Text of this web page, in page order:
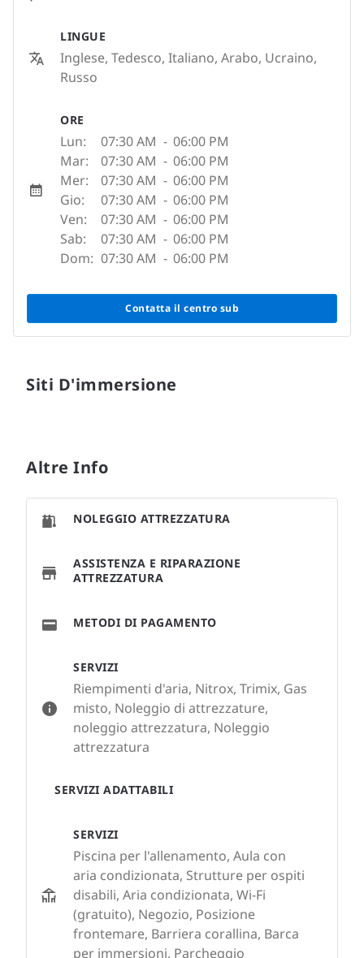
LINGUE
Inglese, Tedesco, Italiano, Arabo, Ucraino,
Russo
ORE
Lun: 07:30 AM - 06:00 PM
Mar:
07:30 AM - 06:00 PM
Mer:
07:30 AM - 06:00 PM
Gio:
07:30 AM - 06:00 PM
Ven:
07:30 AM - 06:00 PM
Sab:
07:30 AM - 06:00 PM
Dom: 07:30 AM - 06:00 PM
Contatta il centro sub
Siti D'immersione
Altre Info
SERVIZI
Riempimenti d'aria, Nitrox, Trimix, Gas
misto, Noleggio di attrezzature,
noleggio attrezzatura, Noleggio
attrezzatura
SERVIZI ADATTABILI
SERVIZI
Piscina per l'allenamento, Aula con
aria condizionata, Strutture per ospiti
disabili, Aria condizionata, Wi-Fi
(gratuito), Negozio, Posizione
frontemare, Barriera corallina, Barca
per immersioni, Parcheggio
NOLEGGIO ATTREZZATURA
ASSISTENZA E RIPARAZIONE
ATTREZZATURA
METODI DI PAGAMENTO